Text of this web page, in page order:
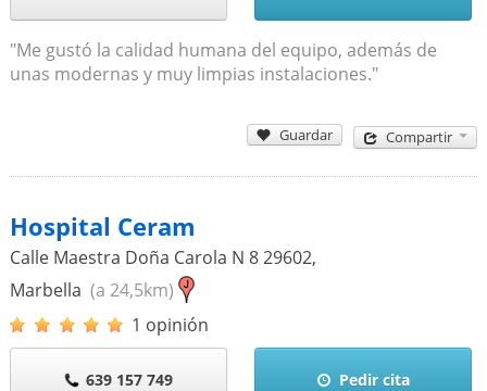
"Me gustó la calidad humana del equipo, además de
unas modernas y muy limpias instalaciones."
Guardar Compartir
Hospital Ceram
Calle Maestra Doña Carola N 829602,
Marbella (a 24,5km)
1 opinión
639 157 749 Pedir cita